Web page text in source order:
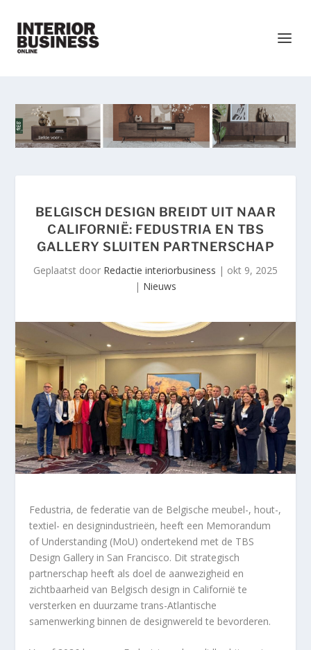
BELGISCH DESIGN BREIDT UIT NAAR
CALIFORNIË: FEDUSTRIA EN TBS
GALLERY SLUITEN PARTNERSCHAP
Geplaatst door Redactie interiorbusiness | okt 9, 2025
| Nieuws
Fedustria, de federatie van de Belgische meubel-, hout-,
textiel- en designindustrieën, heeft een Memorandum
of Understanding (MoU) ondertekend met de TBS
Design Gallery in San Francisco. Dit strategisch
partnerschap heeft als doel de aanwezigheid en
zichtbaarheid van Belgisch design in Californië te
versterken en duurzame trans-Atlantische
samenwerking binnen de designwereld te bevorderen.